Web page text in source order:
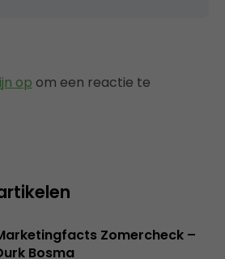
op om een reactie te
Zomercheck –
Bosma